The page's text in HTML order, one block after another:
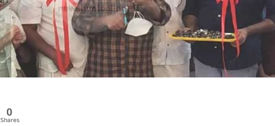
0
Shares